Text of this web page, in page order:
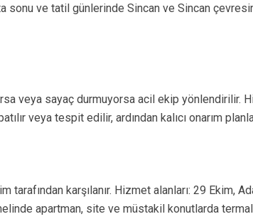
ve tatil günlerinde Sincan ve Sincan
veya sayaç durmuyorsa acil ekip yönlendirilir.
veya tespit edilir, ardından kalıcı onarım
karşılanır. Hizmet alanları: 29 Ekim,
apartman, site ve müstakil konutlarda